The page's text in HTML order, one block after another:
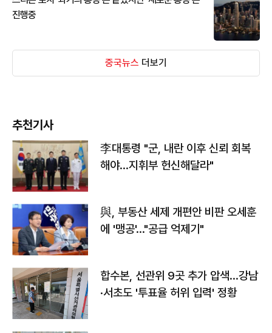
진행중
중국뉴스 더보기
추천기사
李대통령 "군, 내란 이후 신뢰 회복
해야…지휘부 헌신해달라"
與, 부동산 세제 개편안 비판 오세훈
에 '맹공'…"공급 억제기"
합수본, 선관위 9곳 추가 압색…강남
·서초도 '투표율 허위 입력' 정황